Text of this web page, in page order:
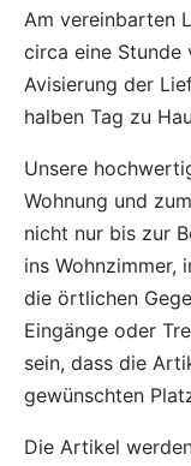
Am vereinbarten
circa eine Stunde
Avisierung der
halben Tag zu
Unsere
Wohnung und
nicht nur bis zur
ins Wohnzimmer,
die örtlichen
Eingänge oder
sein, dass die
gewünschten
Die Artikel